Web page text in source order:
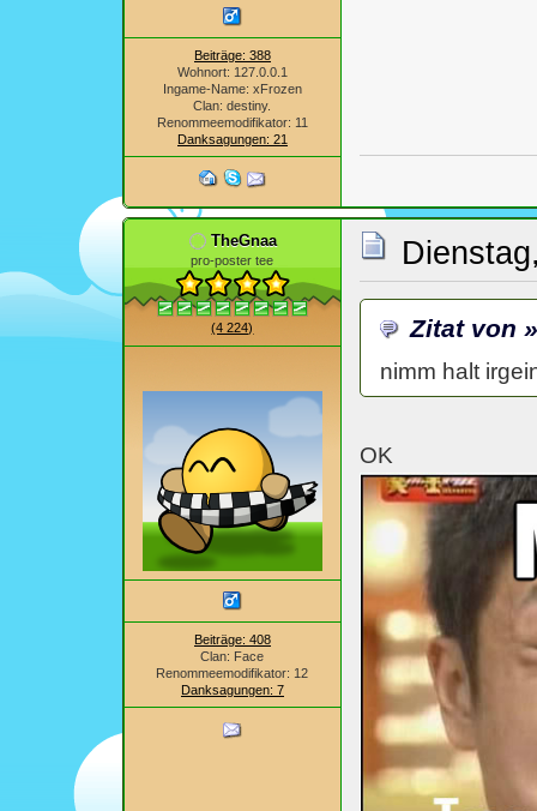
Beiträge: 388
Wohnort: 127.0.0.1
Ingame-Name: xFrozen
Clan: destiny.
Renommeemodifikator: 11
Danksagungen: 21
TheGnaa
pro-poster tee
(4 224)
Beiträge: 408
Clan: Face
Renommeemodifikator: 12
Danksagungen: 7
Zitat von
nimm halt
OK